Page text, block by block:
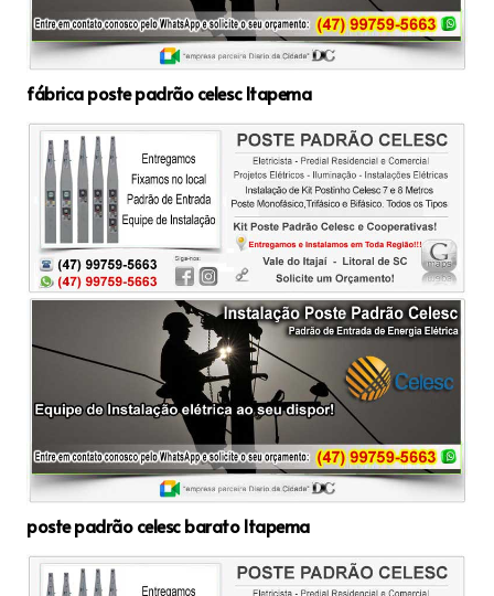
fábrica poste padrão celesc Itapema
poste padrão celesc barato Itapema